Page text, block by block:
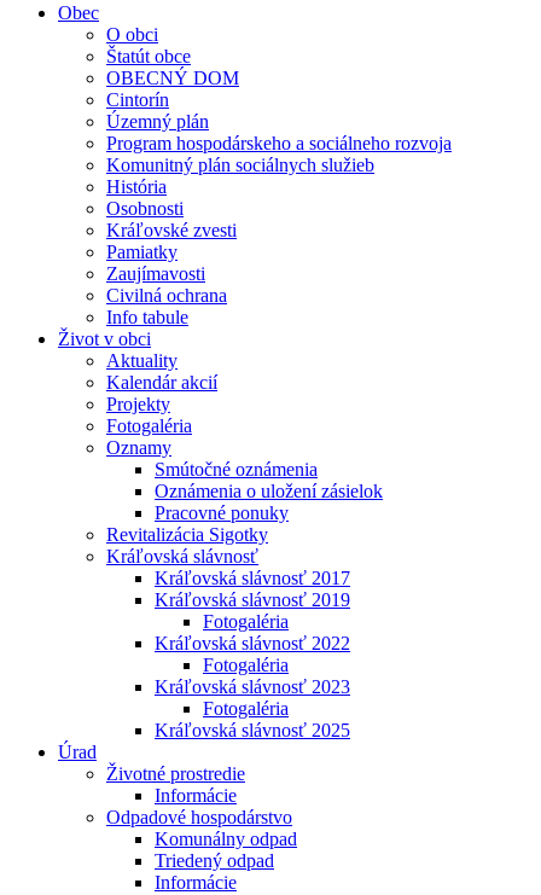
Obec
O obci
Štatút obce
OBECNÝ DOM
Cintorín
Územný plán
Program hospodárskeho a sociálneho rozvoja
Komunitný plán sociálnych služieb
História
Osobnosti
Kráľovské zvesti
Pamiatky
Zaujímavosti
Civilná ochrana
Info tabule
Život v obci
Aktuality
Kalendár akcií
Projekty
Fotogaléria
Oznamy
Smútočné oznámenia
Oznámenia o uložení zásielok
Pracovné ponuky
Revitalizácia Sigotky
Kráľovská slávnosť
Kráľovská slávnosť 2017
Kráľovská slávnosť 2019
Fotogaléria
Kráľovská slávnosť 2022
Fotogaléria
Kráľovská slávnosť 2023
Fotogaléria
Kráľovská slávnosť 2025
Úrad
Životné prostredie
Informácie
Odpadové hospodárstvo
Komunálny odpad
Triedený odpad
Informácie